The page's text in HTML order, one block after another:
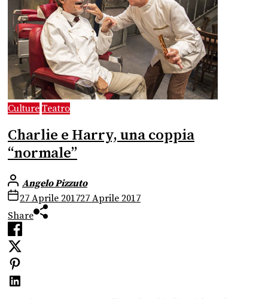
Culture Teatro
Charlie e Harry, una coppia
“normale”
Angelo Pizzuto
27 Aprile 201727 Aprile 2017
Share